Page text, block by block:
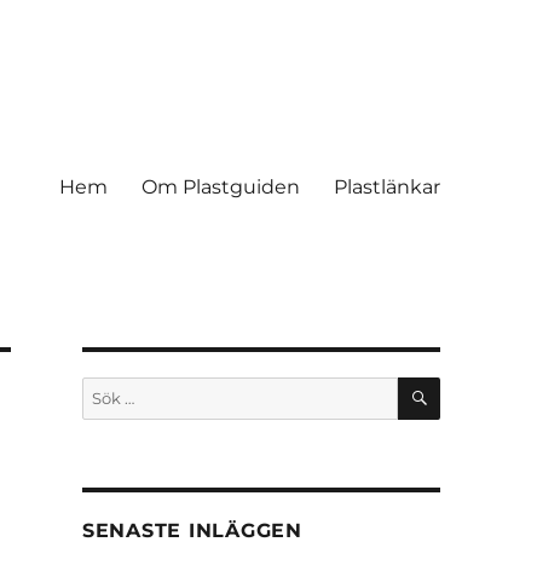
Hem Om Plastguiden Plastlänkar
Sök
efter:
SÖK
SENASTE INLÄGGEN